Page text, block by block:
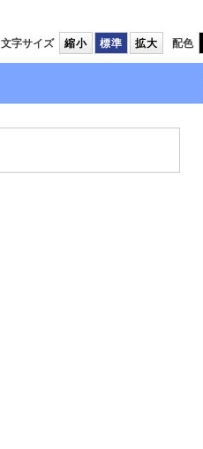
文字サイズ 縮小 標準 拡大 配色